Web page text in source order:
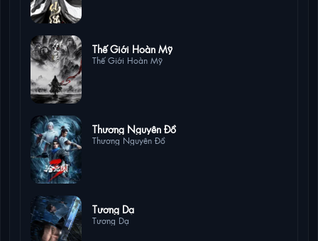
Thế Giới Hoàn Mỹ
Thế Giới Hoàn Mỹ
Thương Nguyên Đồ
Thương Nguyên Đồ
Tương Dạ
Tương Dạ